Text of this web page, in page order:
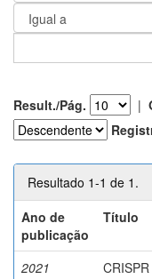
Result./Pág. |
Resultado 1-1 de 1.
Ano de
publicação
Título
2021